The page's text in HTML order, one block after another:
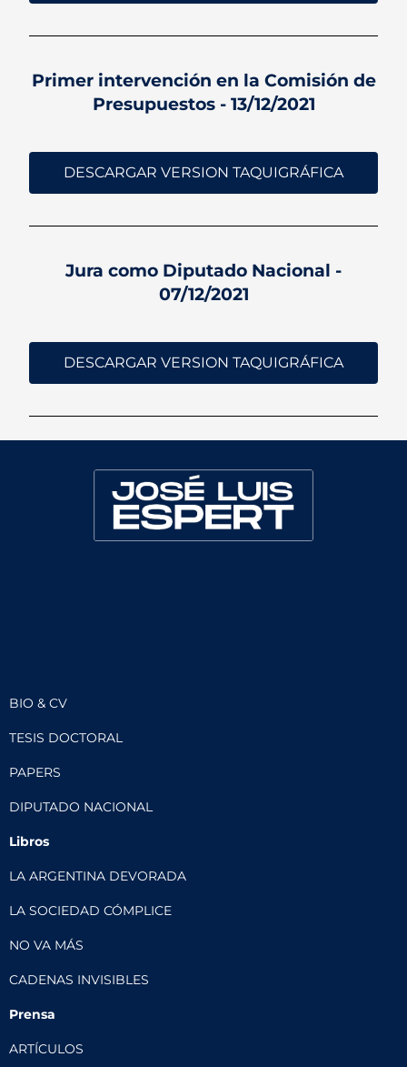
Primer intervención en la Comisión de
Presupuestos - 13/12/2021
DESCARGAR VERSION TAQUIGRÁFICA
Jura como Diputado Nacional -
07/12/2021
DESCARGAR VERSION TAQUIGRÁFICA
BIO & CV
TESIS DOCTORAL
PAPERS
DIPUTADO NACIONAL
Libros
LA ARGENTINA DEVORADA
LA SOCIEDAD CÓMPLICE
NO VA MÁS
CADENAS INVISIBLES
Prensa
ARTÍCULOS